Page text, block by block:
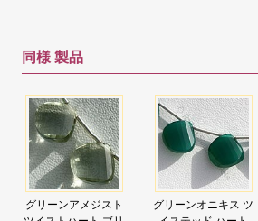
同様 製品
グリーンアメジスト
グリーンオニキス ツ